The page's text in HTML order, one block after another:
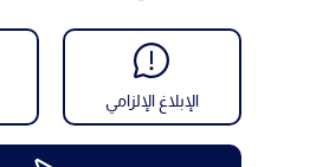
الإبلاغ الإلزامي